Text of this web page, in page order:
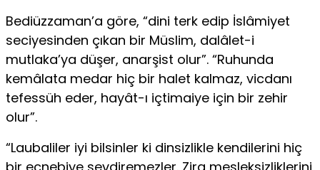
Bediüzzaman’a göre, “dini terk edip İslâmiyet
seciyesinden çıkan bir Müslim, dalâlet-i
mutlaka’ya düşer, anarşist olur”. “Ruhunda
kemâlata medar hiç bir halet kalmaz, vicdanı
tefessüh eder, hayât-ı içtimaiye için bir zehir
olur”.
“Laubaliler iyi bilsinler ki dinsizlikle kendilerini hiç